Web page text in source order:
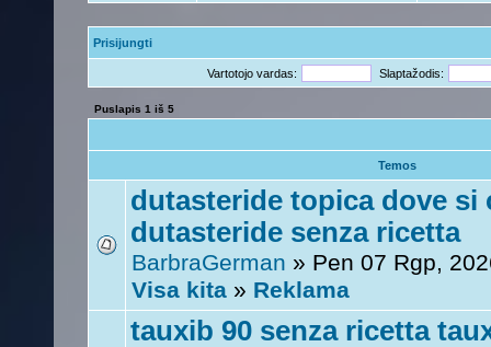
Prisijungti
Vartotojo vardas: Slaptažodis:
Puslapis 1 iš 5
Temos
dutasteride topica dove si
dutasteride senza ricetta
BarbraGerman » Pen 07 Rgp,
Visa kita » Reklama
tauxib 90 senza ricetta